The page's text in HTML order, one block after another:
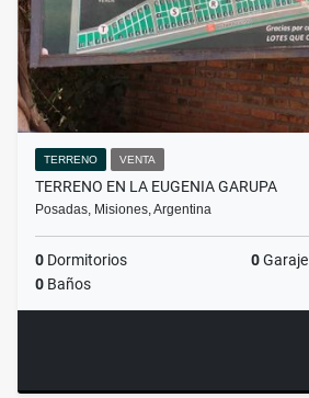
TERRENO VENTA
TERRENO EN LA EUGENIA GARUPA
Posadas, Misiones, Argentina
0 Dormitorios 0Garaje
0 Baños